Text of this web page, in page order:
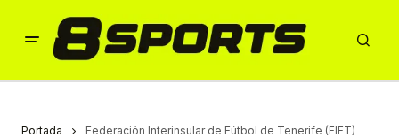
Portada Federación Interinsular de Fútbol de Tenerife (FIFT)